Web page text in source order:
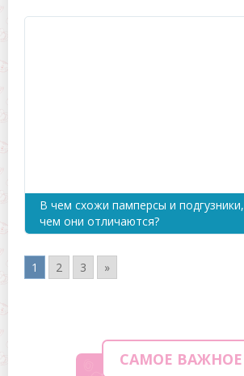
В чем схожи памперсы и подгузники,
чем они отличаются?
1 2 3 »
САМОЕ ВАЖНОЕ